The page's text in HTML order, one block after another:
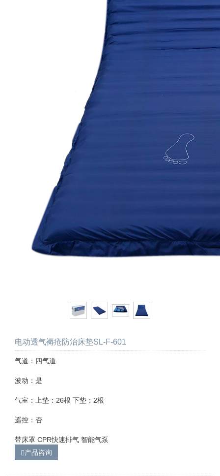
电动透气褥疮防治床垫SL-F-601
气道：四气道
波动：是
气室：上垫：26根 下垫：2根
遥控：否
带床罩 CPR快速排气 智能气泵
产品咨询